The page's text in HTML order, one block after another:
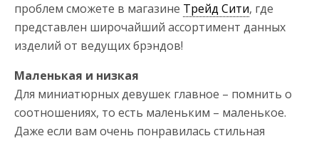
проблем сможете в магазине Трейд Сити, где
представлен широчайший ассортимент данных
изделий от ведущих брэндов!
Маленькая и низкая
Для миниатюрных девушек главное – помнить о
соотношениях, то есть маленьким – маленькое.
Даже если вам очень понравилась стильная